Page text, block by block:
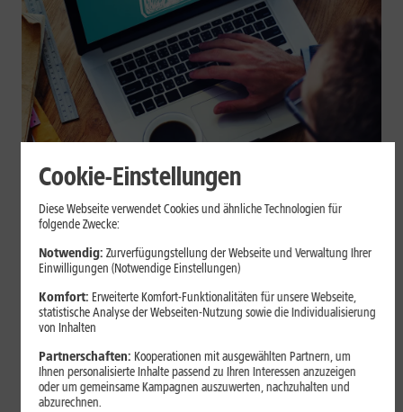
Internet zuhause
Browser-Erweiterungen sicher
nutzen: So erkennst Du
vertrauenswürdige Add-ons
Browser-Erweiterungen können praktisch sein, greifen aber je
nach Berechtigung tief in Deine Browserdaten ein. Der Beitrag
zeigt Dir, wie Du Add-ons vor der Installation prüfst und riskante
Erweiterungen erkennst.
Cookie-Einstellungen
Diese Webseite verwendet Cookies und ähnliche Technologien für
folgende Zwecke:
Notwendig: Zurverfügungstellung der Webseite und Verwaltung Ihrer
Einwilligungen (Notwendige Einstellungen)
Komfort: Erweiterte Komfort-Funktionalitäten für unsere Webseite,
statistische Analyse der Webseiten-Nutzung sowie die Individualisierung
von Inhalten
Partnerschaften: Kooperationen mit ausgewählten Partnern, um
Ihnen personalisierte Inhalte passend zu Ihren Interessen anzuzeigen
oder um gemeinsame Kampagnen auszuwerten, nachzuhalten und
abzurechnen.